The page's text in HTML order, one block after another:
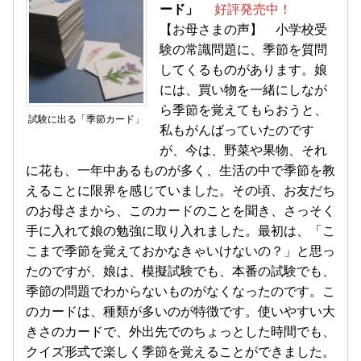
試験に出る「季節カード」
ード」 好評発売中！
【お母さまの声】 小学校受
験の常識問題に、季節を質問
してくるものがあります。娘
には、買い物を一緒にしなが
ら季節を覚えてもらおうと、
私もがんばっていたのです
が、今は、野菜や果物、それ
に花も、一年中あるものが多く、生活の中で季節を教
えることに限界を感じていました。その頃、お友だち
のお母さまから、このカードのことを聞き、さっそく
手に入れて娘の勉強に取り入れました。最初は、「こ
こまで季節を覚えておかなきゃいけないの？」と思っ
たのですが、娘は、模擬試験でも、本番の試験でも、
季節の問題でわからないものがなくなったのです。こ
のカードは、種類が多いのが特徴です。使いやすい大
きさのカードで、外出先でのちょっとした時間でも、
クイズ形式で楽しく季節を覚えることができました。